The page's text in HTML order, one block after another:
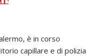
è in corso
capillare e di polizia